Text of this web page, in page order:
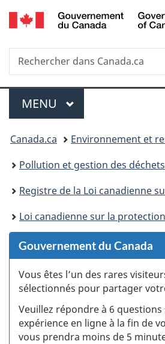
au
des
au
à
Au
du
à
Recherche
Rechercher
dans
Menu
MENU PRINCIPAL
Vous
êtes
ici :
Canada.ca
Environnement et
Pollution et gestion des déchets
Registre de la Loi canadienne sur la
Loi canadienne sur la protection de
Gouvernement du Canada
Vous êtes l’un des rares
sélectionnés pour partager
Veuillez répondre à 6
expérience en ligne à la fin de
vous prendra moins de 5